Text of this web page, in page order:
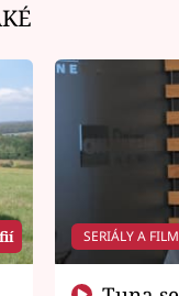
SERIÁLY A